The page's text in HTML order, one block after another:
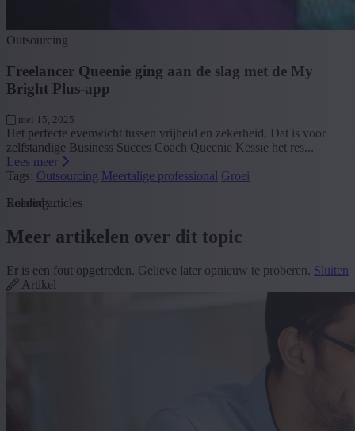
Outsourcing
Freelancer Queenie ging aan de slag met de My
Bright Plus-app
mei 15, 2025
Het perfecte evenwicht tussen vrijheid en zekerheid. Dat is voor
zelfstandige Business Succes Coach Queenie Kessie het res...
Lees meer
Tags: Outsourcing Meertalige professional Groei
Loading...
Related articles
Meer artikelen over dit topic
Er is een fout opgetreden. Gelieve later opnieuw te proberen. Sluiten
Artikel